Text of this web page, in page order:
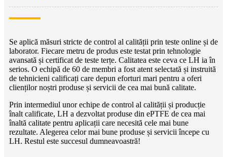
Se aplică măsuri stricte de control al calității prin teste online și de
laborator. Fiecare metru de produs este testat prin tehnologie
avansată și certificat de teste terțe. Calitatea este ceva ce LH ia în
serios. O echipă de 60 de membri a fost atent selectată și instruită
de tehnicieni calificați care depun eforturi mari pentru a oferi
clienților noștri produse și servicii de cea mai bună calitate.
Prin intermediul unor echipe de control al calității și producție
înalt calificate, LH a dezvoltat produse din ePTFE de cea mai
înaltă calitate pentru aplicații care necesită cele mai bune
rezultate. Alegerea celor mai bune produse și servicii începe cu
LH. Restul este succesul dumneavoastră!